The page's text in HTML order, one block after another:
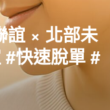
誼 × 北部未
快速脫單 #